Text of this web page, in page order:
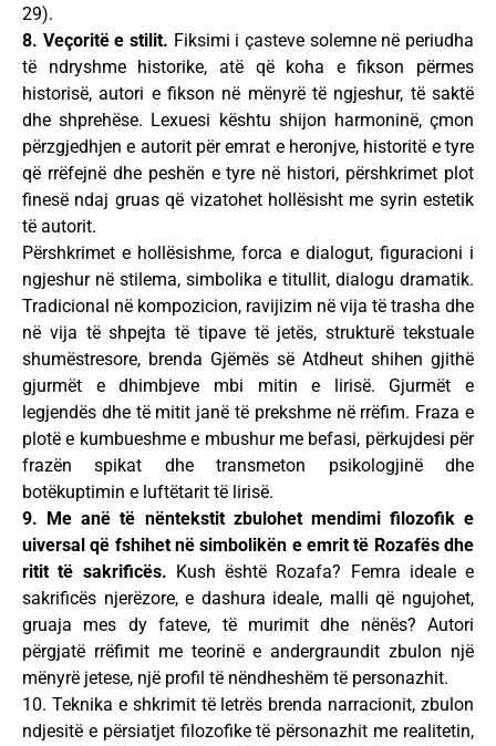
29).
8. Veçoritë e stilit. Fiksimi i çasteve solemne në periudha
të ndryshme historike, atë që koha e fikson përmes
historisë, autori e fikson në mënyrë të ngjeshur, të saktë
dhe shprehëse. Lexuesi kështu shijon harmoninë, çmon
përzgjedhjen e autorit për emrat e heronjve, historitë e tyre
që rrëfejnë dhe peshën e tyre në histori, përshkrimet plot
finesë ndaj gruas që vizatohet hollësisht me syrin estetik
të autorit.
Përshkrimet e hollësishme, forca e dialogut, figuracioni i
ngjeshur në stilema, simbolika e titullit, dialogu dramatik.
Tradicional në kompozicion, ravijizim në vija të trasha dhe
në vija të shpejta të tipave të jetës, strukturë tekstuale
shumëstresore, brenda Gjëmës së Atdheut shihen gjithë
gjurmët e dhimbjeve mbi mitin e lirisë. Gjurmët e
legjendës dhe të mitit janë të prekshme në rrëfim. Fraza e
plotë e kumbueshme e mbushur me befasi, përkujdesi për
frazën spikat dhe transmeton psikologjinë dhe
botëkuptimin e luftëtarit të lirisë.
9. Me anë të nëntekstit zbulohet mendimi filozofik e
uiversal që fshihet në simbolikën e emrit të Rozafës dhe
ritit të sakrificës. Kush është Rozafa? Femra ideale e
sakrificës njerëzore, e dashura ideale, malli që ngujohet,
gruaja mes dy fateve, të murimit dhe nënës? Autori
përgjatë rrëfimit me teorinë e andergraundit zbulon një
mënyrë jetese, një profil të nëndheshëm të personazhit.
10. Teknika e shkrimit të letrës brenda narracionit, zbulon
ndjesitë e përsiatjet filozofike të përsonazhit me realitetin,